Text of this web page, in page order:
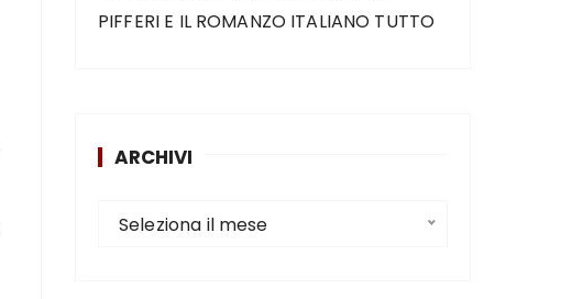
PIFFERI E IL ROMANZO ITALIANO TUTTO
ARCHIVI
Seleziona il mese